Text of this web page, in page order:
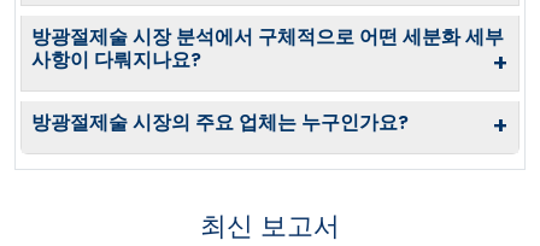
방광절제술 시장 분석에서 구체적으로 어떤 세분화 세부
사항이 다뤄지나요?
+
방광절제술 시장의 주요 업체는 누구인가요? +
최신 보고서